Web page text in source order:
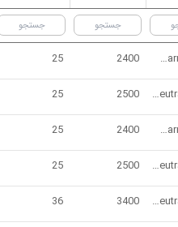
3000K - Warm White
2400
25
4000K - Neutral White
2500
25
3000K - Warm White
2400
25
4000K - Neutral White
2500
25
4000K - Neutral White
3400
36